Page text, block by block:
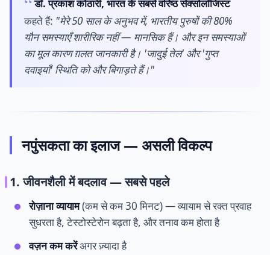
डॉ. प्रकाश कोठारी, भारत के सबसे वरिष्ठ सेक्सोलॉजिस्ट
कहते हैं: "मेरे 50 साल के अनुभव में, भारतीय पुरुषों की 80%
यौन समस्याएँ शारीरिक नहीं — मानसिक हैं। और इन समस्याओं
का मूल कारण ग़लत जानकारी है। 'जादुई तेल' और 'गुप्त
दवाइयाँ' स्थिति को और बिगाड़ते हैं।"
नपुंसकता का इलाज — असली विकल्प
1. जीवनशैली में बदलाव — सबसे पहले
रोज़ाना व्यायाम(कम से कम 30 मिनट) — व्यायाम से रक्त प्रवाह
सुधरता है, टेस्टोस्टेरोन बढ़ता है, और तनाव कम होता है
वज़न कम करेंअगर ज़्यादा है